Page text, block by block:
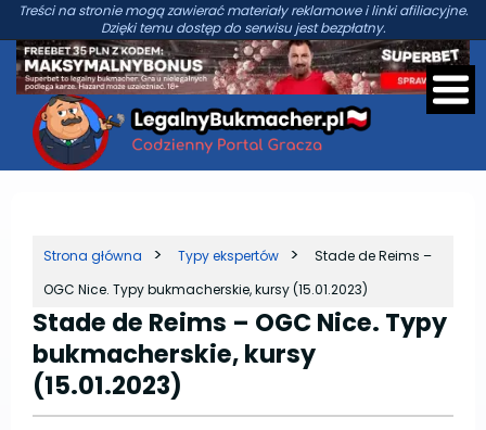
Treści na stronie mogą zawierać materiały reklamowe i linki afiliacyjne.
Dzięki temu dostęp do serwisu jest bezpłatny.
Strona główna Typy ekspertów
Stade de Reims –
OGC Nice. Typy bukmacherskie, kursy (15.01.2023)
Stade de Reims – OGC Nice. Typy
bukmacherskie, kursy
(15.01.2023)